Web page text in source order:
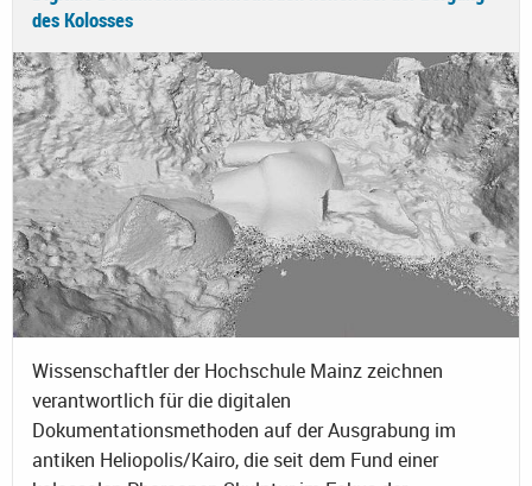
des Kolosses
Wissenschaftler der Hochschule Mainz zeichnen
verantwortlich für die digitalen
Dokumentationsmethoden auf der Ausgrabung im
antiken Heliopolis/Kairo, die seit dem Fund einer